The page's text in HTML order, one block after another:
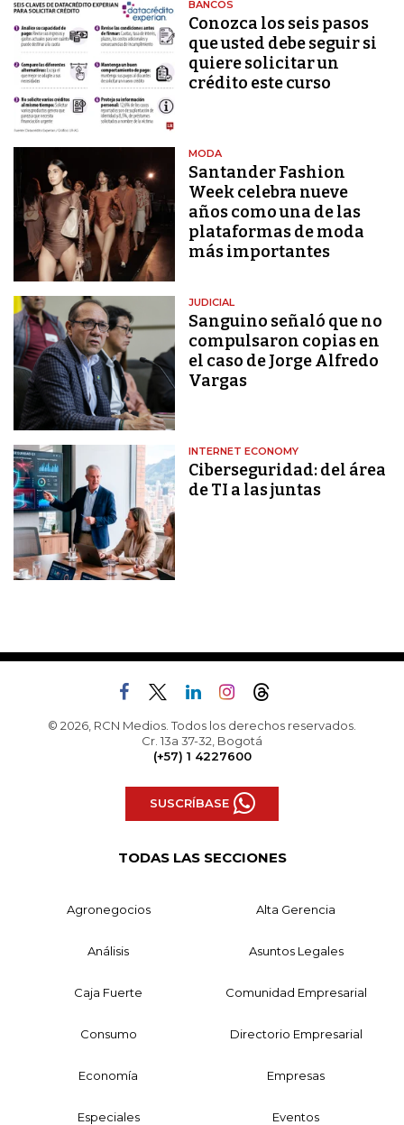
BANCOS
Conozca los seis pasos
que usted debe seguir si
quiere solicitar un
crédito este curso
MODA
Santander Fashion
Week celebra nueve
años como una de las
plataformas de moda
más importantes
JUDICIAL
Sanguino señaló que no
compulsaron copias en
el caso de Jorge Alfredo
Vargas
INTERNET ECONOMY
Ciberseguridad: del área
de TI a las juntas
© 2026, RCN Medios. Todos los derechos reservados.
Cr. 13a 37-32, Bogotá
(+57) 1 4227600
SUSCRÍBASE
TODAS LAS SECCIONES
Agronegocios Alta Gerencia
Análisis Asuntos Legales
Caja Fuerte Comunidad Empresarial
Consumo Directorio Empresarial
Economía Empresas
Especiales Eventos